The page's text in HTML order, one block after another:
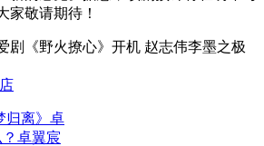
家敬请期待！
剧《野火撩心》开机 赵志伟李墨之极
归离》卓
卓翼宸